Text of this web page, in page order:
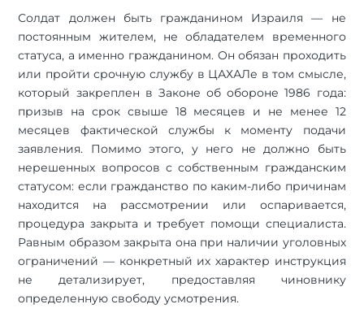
Солдат должен быть гражданином Израиля — не
постоянным жителем, не обладателем временного
статуса, а именно гражданином. Он обязан проходить
или пройти срочную службу в ЦАХАЛе в том смысле,
который закреплен в Законе об обороне 1986 года:
призыв на срок свыше 18 месяцев и не менее 12
месяцев фактической службы к моменту подачи
заявления. Помимо этого, у него не должно быть
нерешенных вопросов с собственным гражданским
статусом: если гражданство по каким-либо причинам
находится на рассмотрении или оспаривается,
процедура закрыта и требует помощи специалиста.
Равным образом закрыта она при наличии уголовных
ограничений — конкретный их характер инструкция
не детализирует, предоставляя чиновнику
определенную свободу усмотрения.